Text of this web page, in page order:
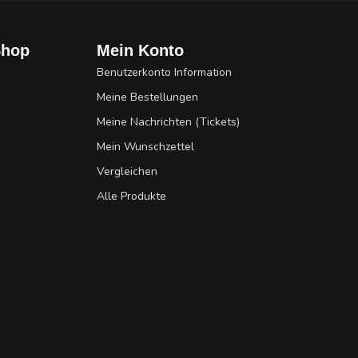
Mein Konto
Benutzerkonto Information
Meine Bestellungen
Meine Nachrichten (Tickets)
Mein Wunschzettel
Vergleichen
Alle Produkte